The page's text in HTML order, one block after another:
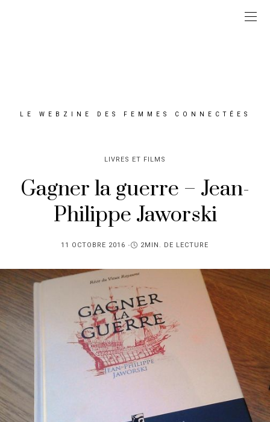
LE WEBZINE DES FEMMES CONNECTÉES
LIVRES ET FILMS
Gagner la guerre – Jean-
Philippe Jaworski
PUBLIÉ
11 OCTOBRE 2016 2MIN. DE LECTURE